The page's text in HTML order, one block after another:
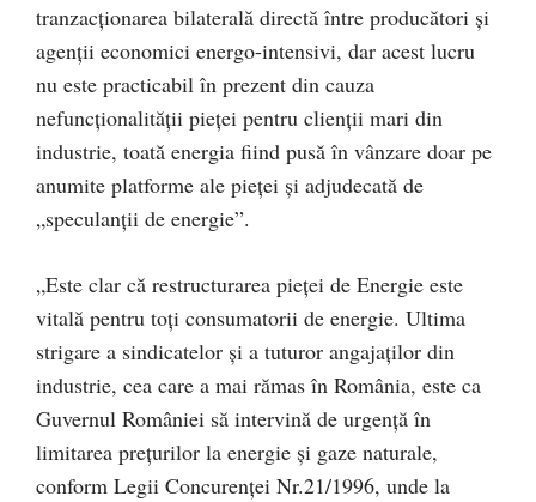
tranzacţionarea bilaterală directă între producători şi
agenţii economici energo-intensivi, dar acest lucru
nu este practicabil în prezent din cauza
nefuncţionalităţii pieţei pentru clienţii mari din
industrie, toată energia fiind pusă în vânzare doar pe
anumite platforme ale pieţei şi adjudecată de
„speculanţii de energie”.
„Este clar că restructurarea pieţei de Energie este
vitală pentru toţi consumatorii de energie. Ultima
strigare a sindicatelor şi a tuturor angajaţilor din
industrie, cea care a mai rămas în România, este ca
Guvernul României să intervină de urgenţă în
limitarea preţurilor la energie şi gaze naturale,
conform Legii Concurenţei Nr.21/1996, unde la